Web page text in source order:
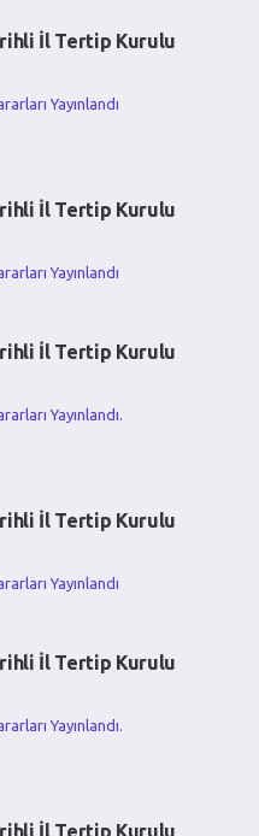
İl Tertip Kurulu
Yayınlandı
İl Tertip Kurulu
Yayınlandı
İl Tertip Kurulu
Yayınlandı.
İl Tertip Kurulu
Yayınlandı
İl Tertip Kurulu
Yayınlandı.
İl Tertip Kurulu